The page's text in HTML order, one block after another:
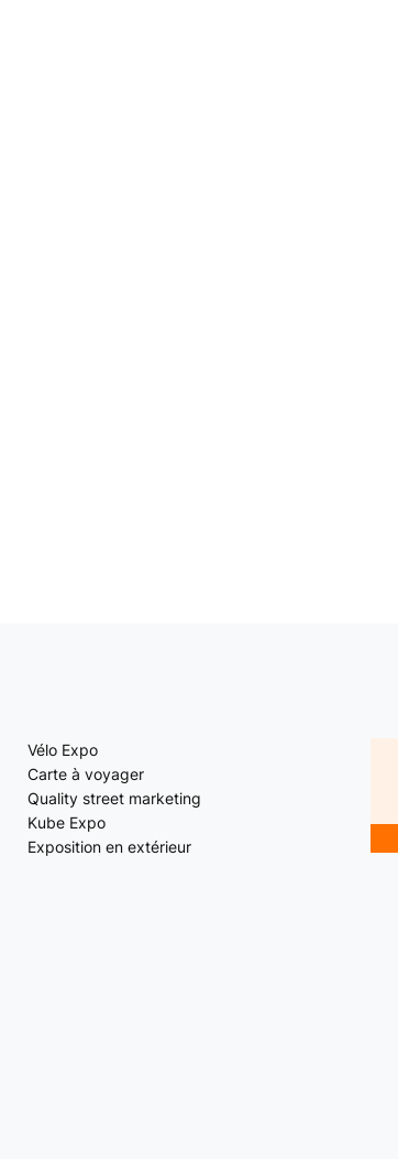
Vélo Expo
Carte à voyager
Quality street marketing
Kube Expo
Exposition en extérieur